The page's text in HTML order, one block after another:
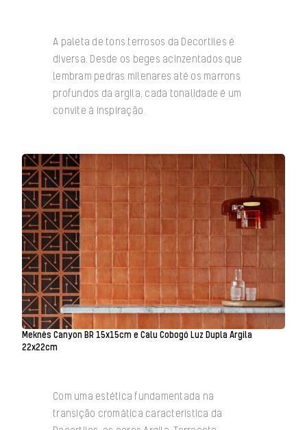
A paleta de tons terrosos da Decortiles é
diversa. Desde os beges acinzentados que
lembram pedras milenares até os marrons
profundos da argila, cada tonalidade é um
convite à inspiração.
Meknès Canyon BR 15x15cm e Calu Cobogó Luz Dupla Argila
22x22cm
Com uma estética fundamentada na
transição cromática característica da